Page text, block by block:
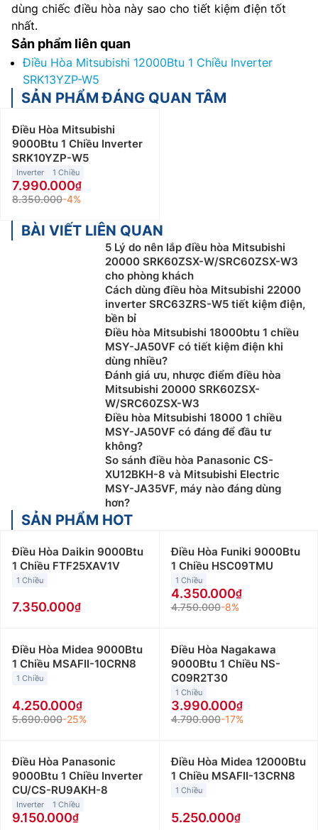
dùng chiếc điều hòa này sao cho tiết kiệm điện tốt
nhất.
Sản phẩm liên quan
Điều Hòa Mitsubishi 12000Btu 1 Chiều Inverter
SRK13YZP-W5
SẢN PHẨM ĐÁNG QUAN TÂM
Điều Hòa Mitsubishi
9000Btu 1 Chiều Inverter
SRK10YZP-W5
Inverter 1 Chiều
7.990.000
8.350.000-4%
BÀI VIẾT LIÊN QUAN
5 Lý do nên lắp điều hòa Mitsubishi
20000 SRK60ZSX-W/SRC60ZSX-W3
cho phòng khách
Cách dùng điều hòa Mitsubishi 22000
inverter SRC63ZRS-W5 tiết kiệm điện,
bền bỉ
Điều hòa Mitsubishi 18000btu 1 chiều
MSY-JA50VF có tiết kiệm điện khi
dùng nhiều?
Đánh giá ưu, nhược điểm điều hòa
Mitsubishi 20000 SRK60ZSX-
W/SRC60ZSX-W3
Điều hòa Mitsubishi 18000 1 chiều
MSY-JA50VF có đáng để đầu tư
không?
So sánh điều hòa Panasonic CS-
XU12BKH-8 và Mitsubishi Electric
MSY-JA35VF, máy nào đáng dùng
hơn?
SẢN PHẨM HOT
Điều Hòa Daikin 9000Btu
1 Chiều FTF25XAV1V
1 Chiều
7.350.000
Điều Hòa Funiki 9000Btu
1 Chiều HSC09TMU
1 Chiều
4.350.000
4.750.000-8%
Điều Hòa Midea 9000Btu
1 Chiều MSAFII-10CRN8
1 Chiều
4.250.000
5.690.000-25%
Điều Hòa Nagakawa
9000Btu 1 Chiều NS-
C09R2T30
1 Chiều
3.990.000
4.790.000-17%
Điều Hòa Panasonic
9000Btu 1 Chiều Inverter
CU/CS-RU9AKH-8
Inverter 1 Chiều
9.150.000
Điều Hòa Midea 12000Btu
1 Chiều MSAFII-13CRN8
1 Chiều
5.250.000